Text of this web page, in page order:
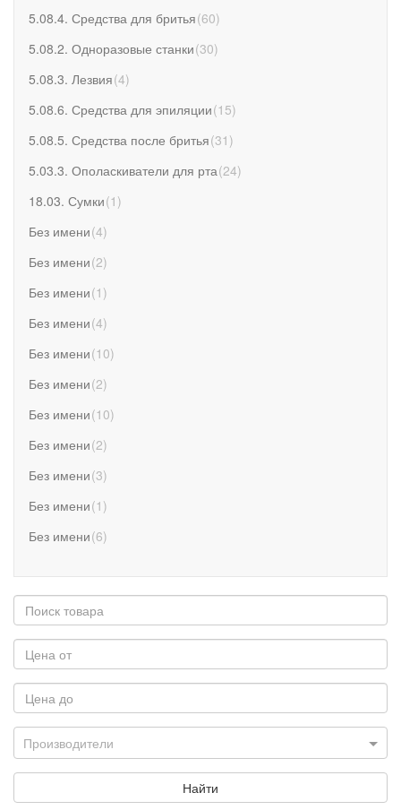
5.08.4. Средства для бритья(60)
5.08.2. Одноразовые станки(30)
5.08.3. Лезвия(4)
5.08.6. Средства для эпиляции(15)
5.08.5. Средства после бритья(31 )
5.03.3. Ополаскиватели для рта(24)
18.03. Сумки(1 )
Без имени(4)
Без имени(2)
Без имени(1 )
Без имени(4)
Без имени(10)
Без имени(2)
Без имени(10)
Без имени(2)
Без имени(3)
Без имени(1 )
Без имени(6)
Производители
Найти